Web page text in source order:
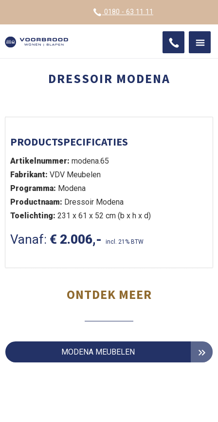
0180 - 63 11 11
DRESSOIR MODENA
PRODUCTSPECIFICATIES
Artikelnummer: modena.65
Fabrikant: VDV Meubelen
Programma: Modena
Productnaam: Dressoir Modena
Toelichting: 231 x 61 x 52 cm (b x h x d)
Vanaf: € 2.006,- incl. 21% BTW
ONTDEK MEER
MODENA MEUBELEN